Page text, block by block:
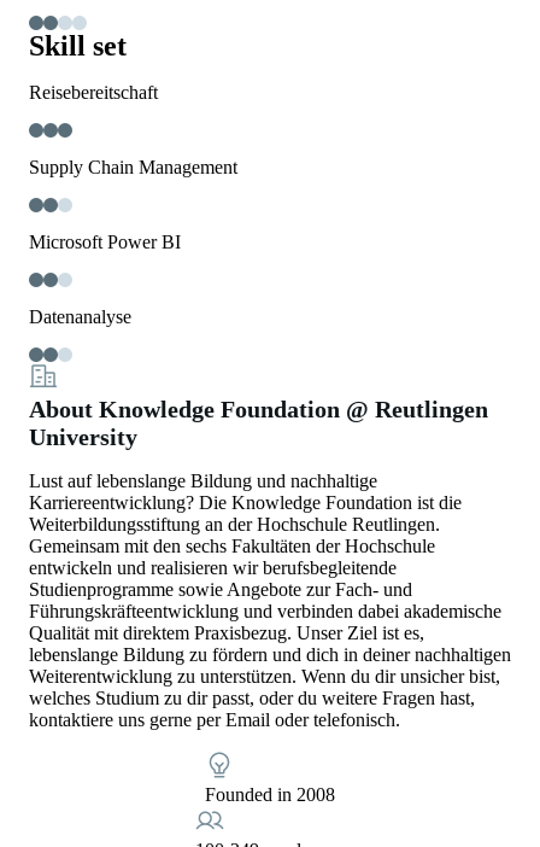
Skill set
Reisebereitschaft
Supply Chain Management
Microsoft Power BI
Datenanalyse
About Knowledge Foundation @ Reutlingen
University
Lust auf lebenslange Bildung und nachhaltige
Karriereentwicklung? Die Knowledge Foundation ist die
Weiterbildungsstiftung an der Hochschule Reutlingen.
Gemeinsam mit den sechs Fakultäten der Hochschule
entwickeln und realisieren wir berufsbegleitende
Studienprogramme sowie Angebote zur Fach- und
Führungskräfteentwicklung und verbinden dabei akademische
Qualität mit direktem Praxisbezug. Unser Ziel ist es,
lebenslange Bildung zu fördern und dich in deiner nachhaltigen
Weiterentwicklung zu unterstützen. Wenn du dir unsicher bist,
welches Studium zu dir passt, oder du weitere Fragen hast,
kontaktiere uns gerne per Email oder telefonisch.
Founded in 2008